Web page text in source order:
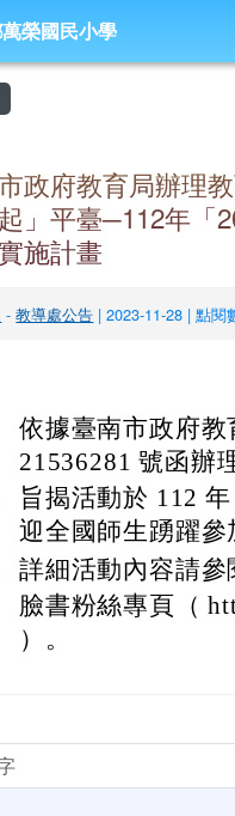
萬榮國民小學
榮國民小學
政府教育局辦理
起」平臺─112年「
施計畫
-教導處公告 | 2023-11-28 | 點閱
依據臺南市政府
21536281 號函辦
旨揭活動於 112
迎全國師生踴躍參
詳細活動內容請
臉書粉絲專頁（
）。
容